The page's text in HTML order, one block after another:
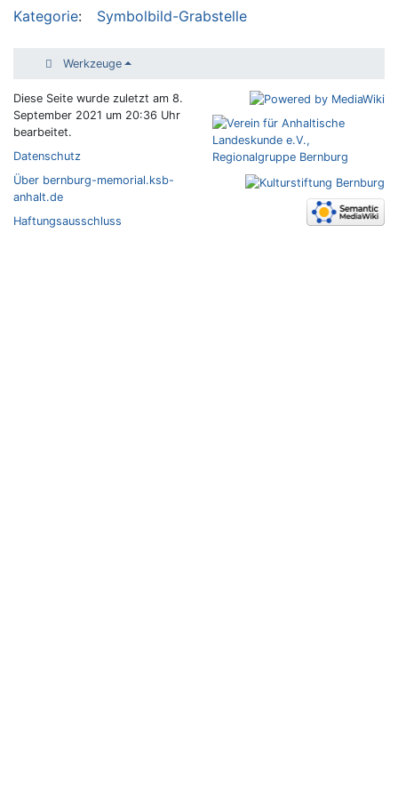
Kategorie: Symbolbild-Grabstelle
Werkzeuge
Diese Seite wurde zuletzt am 8.
September 2021 um 20:36 Uhr
bearbeitet.
Datenschutz
Über bernburg-memorial.ksb-
anhalt.de
Haftungsausschluss